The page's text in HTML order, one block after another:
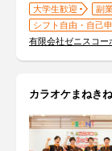
大学生歓迎 副
シフト自由・自己
有限会社ゼニスコー
カラオケまねき